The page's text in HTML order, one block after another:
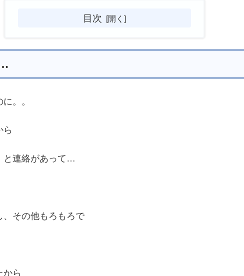
目次
。。
ら
と連絡があって…
その他もろもろで
から